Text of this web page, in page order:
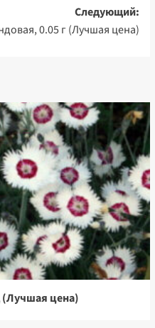
Следующий:
0.05 г (Лучшая цена)
(Лучшая цена)